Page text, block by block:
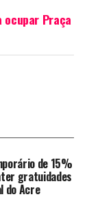
ocupar Praça
de 15%
gratuidades
do Acre